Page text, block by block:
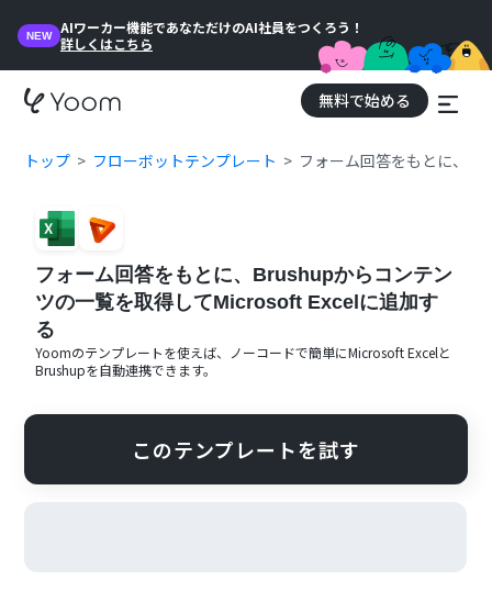
NEW
AIワーカー機能であなただけのAI社員をつくろう！
詳しくはこちら
無料で始める
トップ フローボットテンプレート フォーム回答をもとに、
フォーム回答をもとに、Brushupからコンテン
ツの一覧を取得してMicrosoft Excelに追加す
る
Yoomのテンプレートを使えば、ノーコードで簡単にMicrosoft Excelと
Brushupを自動連携できます。
このテンプレートを試す